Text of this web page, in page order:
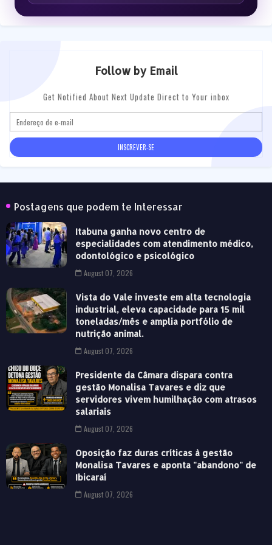
Follow by Email
Get Notified About Next Update Direct to Your inbox
Postagens que podem te Interessar
Itabuna ganha novo centro de
especialidades com atendimento médico,
odontológico e psicológico
August 07, 2026
Vista do Vale investe em alta tecnologia
industrial, eleva capacidade para 15 mil
toneladas/mês e amplia portfólio de
nutrição animal.
August 07, 2026
Presidente da Câmara dispara contra
gestão Monalisa Tavares e diz que
servidores vivem humilhação com atrasos
salariais
August 07, 2026
Oposição faz duras críticas à gestão
Monalisa Tavares e aponta "abandono" de
Ibicaraí
August 07, 2026